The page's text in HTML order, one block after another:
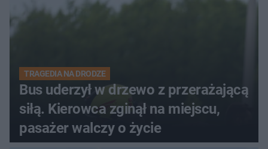
TRAGEDIA NA DRODZE
Bus uderzył w drzewo z przerażającą
siłą. Kierowca zginął na miejscu,
pasażer walczy o życie